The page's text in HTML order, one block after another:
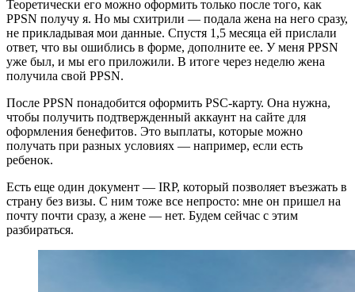
Теоретически его можно оформить только после того, как
PPSN получу я. Но мы схитрили — подала жена на него сразу,
не прикладывая мои данные. Спустя 1,5 месяца ей прислали
ответ, что вы ошиблись в форме, дополните ее. У меня PPSN
уже был, и мы его приложили. В итоге через неделю жена
получила свой PPSN.
После PPSN понадобится оформить PSC-карту. Она нужна,
чтобы получить подтвержденный аккаунт на сайте для
оформления бенефитов. Это выплаты, которые можно
получать при разных условиях — например, если есть
ребенок.
Есть еще один документ — IRP, который позволяет въезжать в
страну без визы. С ним тоже все непросто: мне он пришел на
почту почти сразу, а жене — нет. Будем сейчас с этим
разбираться.